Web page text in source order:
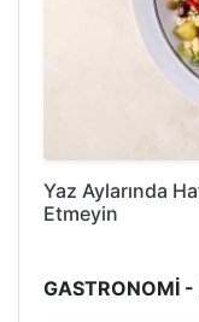
Yaz Aylarında
Etmeyin
GASTRONOMİ